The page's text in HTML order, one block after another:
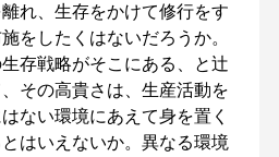
れ、生存をかけて修行をす
をしたくはないだろうか。
存戦略がそこにある、と辻
その高貴さは、生産活動を
ない環境にあえて身を置く
はいえないか。異なる環境